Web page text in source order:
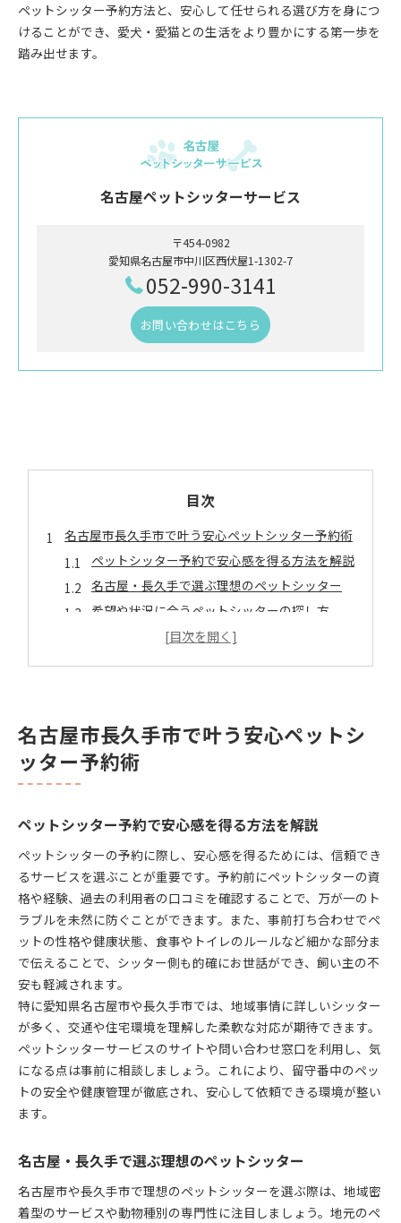
ペットシッター予約方法と、安心して任せられる選び方を身につ
けることができ、愛犬・愛猫との生活をより豊かにする第一歩を
踏み出せます。
名古屋ペットシッターサービス
〒454-0982
愛知県名古屋市中川区西伏屋1-1302-7
052-990-3141
お問い合わせはこちら
目次
名古屋市長久手市で叶う安心ペットシッター予約術
ペットシッター予約で安心感を得る方法を解説
名古屋・長久手で選ぶ理想のペットシッター
希望や状況に合うペットシッターの探し方
ペットシッター予約時に確認すべきポイント
資格や経験重視のペットシッター選定法
愛犬・愛猫の性格に合わせたサービス選び
信頼できるペットシッターを見つける秘訣とは
ペットシッターの信頼性を判断する基準
ペットシッター資格と安心のサービス内容
訪問前の打ち合わせで確認すべき項目
ペットシッターに必要なコミュニケーション
ペットシッターONLYの特徴と選び方の違い
大切な家族へペットシッターを頼む前の心得
ペットシッター依頼前に準備したいこと
家族としてのペットと信頼関係を築く方法
ペットのストレス軽減に配慮した予約術
シッターとの事前面談で伝えるべき内容
自宅訪問型ペットシッターのメリットとは
ペットシッター利用時の安心ケアポイント
シニア犬猫向けサービスの活用例を紹介
名古屋市長久手市で叶う安心ペットシ
ッター予約術
ペットシッター予約で安心感を得る方法を解説
ペットシッターの予約に際し、安心感を得るためには、信頼でき
るサービスを選ぶことが重要です。予約前にペットシッターの資
格や経験、過去の利用者の口コミを確認することで、万が一のト
ラブルを未然に防ぐことができます。また、事前打ち合わせでペ
ットの性格や健康状態、食事やトイレのルールなど細かな部分ま
で伝えることで、シッター側も的確にお世話ができ、飼い主の不
安も軽減されます。
特に愛知県名古屋市や長久手市では、地域事情に詳しいシッター
が多く、交通や住宅環境を理解した柔軟な対応が期待できます。
ペットシッターサービスのサイトや問い合わせ窓口を利用し、気
になる点は事前に相談しましょう。これにより、留守番中のペッ
トの安全や健康管理が徹底され、安心して依頼できる環境が整い
ます。
名古屋・長久手で選ぶ理想のペットシッター
名古屋市や長久手市で理想のペットシッターを選ぶ際は、地域密
着型のサービスや動物種別の専門性に注目しましょう。地元のペ